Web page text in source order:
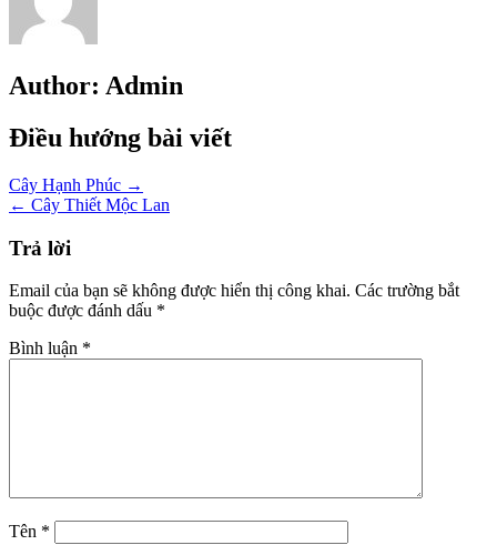
Author: Admin
Điều hướng bài viết
Cây Hạnh Phúc →
← Cây Thiết Mộc Lan
Trả lời
Email của bạn sẽ không được hiển thị công khai. Các trường bắt
buộc được đánh dấu *
Bình luận *
Tên *